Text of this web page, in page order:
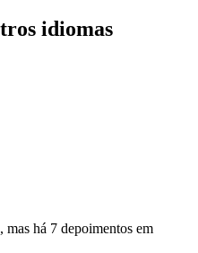
idiomas
mas há 7 depoimentos em